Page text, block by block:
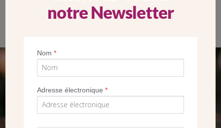
Les panneaux à restaurés ont été déposés en mai 2019 et
soigneusement numérotés.
SEUL VOTRE DON
NOUS PERMET D’AGIR
FAIRE UN DON
notre Newsletter
Nom*
Adresse électronique*